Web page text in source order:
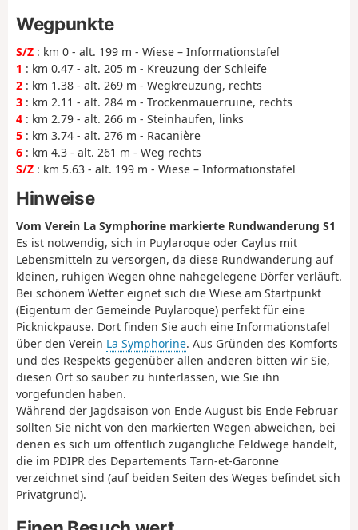
Wegpunkte
S/Z : km 0 - alt. 199 m - Wiese – Informationstafel
1 : km 0.47 - alt. 205 m - Kreuzung der Schleife
2 : km 1.38 - alt. 269 m - Wegkreuzung, rechts
3 : km 2.11 - alt. 284 m - Trockenmauerruine, rechts
4 : km 2.79 - alt. 266 m - Steinhaufen, links
5 : km 3.74 - alt. 276 m - Racanière
6 : km 4.3 - alt. 261 m - Weg rechts
S/Z : km 5.63 - alt. 199 m - Wiese – Informationstafel
Hinweise
Vom Verein La Symphorine markierte Rundwanderung S1
Es ist notwendig, sich in Puylaroque oder Caylus mit
Lebensmitteln zu versorgen, da diese Rundwanderung auf
kleinen, ruhigen Wegen ohne nahegelegene Dörfer verläuft.
Bei schönem Wetter eignet sich die Wiese am Startpunkt
(Eigentum der Gemeinde Puylaroque) perfekt für eine
Picknickpause. Dort finden Sie auch eine Informationstafel
über den Verein La Symphorine. Aus Gründen des Komforts
und des Respekts gegenüber allen anderen bitten wir Sie,
diesen Ort so sauber zu hinterlassen, wie Sie ihn
vorgefunden haben.
Während der Jagdsaison von Ende August bis Ende Februar
sollten Sie nicht von den markierten Wegen abweichen, bei
denen es sich um öffentlich zugängliche Feldwege handelt,
die im PDIPR des Departements Tarn-et-Garonne
verzeichnet sind (auf beiden Seiten des Weges befindet sich
Privatgrund).